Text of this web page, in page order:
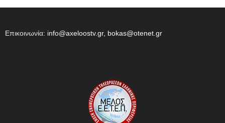
Επικοινωνία: info@axeloostv.gr, bokas@otenet.gr